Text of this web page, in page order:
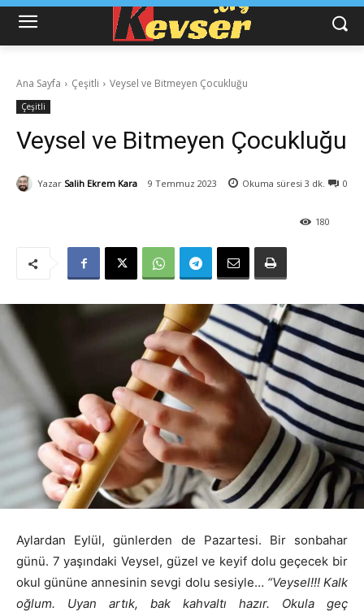
Ana Sayfa Çeşitli Veysel ve Bitmeyen Çocukluğu
Çeşitli
Veysel ve Bitmeyen Çocukluğu
Yazar Salih Ekrem Kara 9 Temmuz 2023 Okuma süresi 3 dk. 0
180
Aylardan Eylül, günlerden de Pazartesi. Bir sonbahar
günü. 7 yaşındaki Veysel, güzel ve keyif dolu geçecek bir
okul gününe annesinin sevgi dolu sesiyle… “Veysel!!! Kalk
oğlum. Uyan artık, bak kahvaltı hazır. Okula geç